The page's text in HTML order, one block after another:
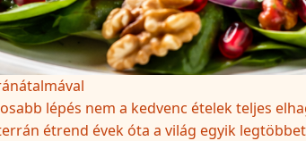
lépés nem a kedvenc ételek teljes
étrend évek óta a világ egyik